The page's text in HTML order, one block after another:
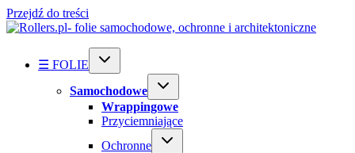
Przejdź do treści
☰ FOLIE
Samochodowe
Wrappingowe
Przyciemniające
Ochronne